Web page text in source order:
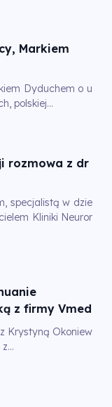
Markiem
Dyduchem o u
polskiej...
rozmowa z dr
specjalistą w dzie
Kliniki Neuror
z firmy Vmed
Krystyną Okoniew